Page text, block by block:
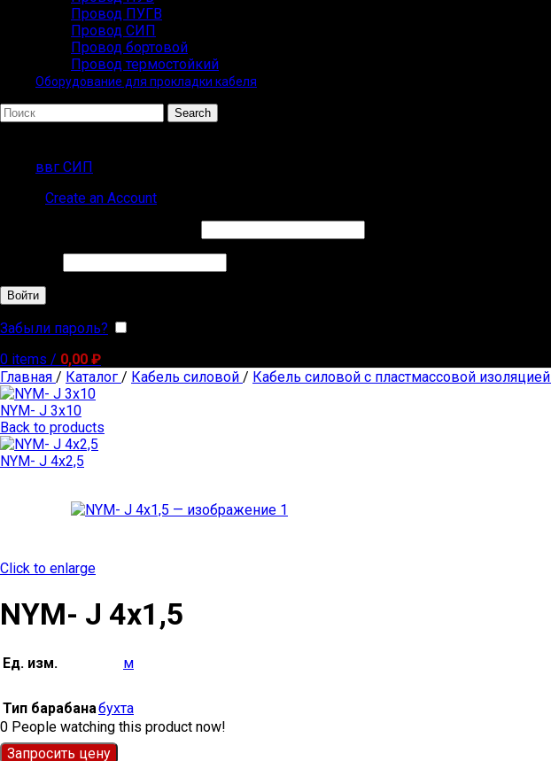
Провод ПУГВ
Провод СИП
Провод бортовой
Провод термостойкий
Оборудование для прокладки кабеля
Search
ввг СИП
Create an Account
Войти
Забыли пароль?
0 items / 0,00 ₽
Главная / Каталог / Кабель силовой / Кабель силовой с пластмассовой изоляцией
NYM- J 3х10
Back to products
NYM- J 4х2,5
Click to enlarge
NYM- J 4х1,5
Ед. изм. м
Тип барабанабухта
0 People watching this product now!
Запросить цену